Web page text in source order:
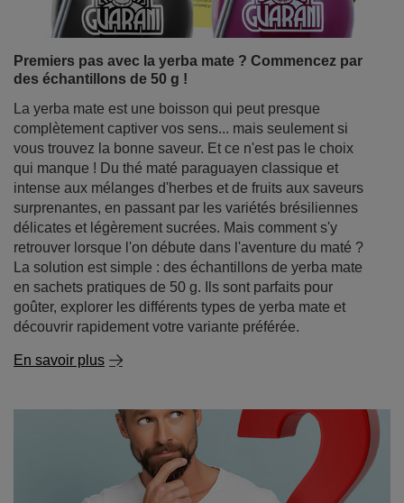
les pétales d'hibiscus séchés regorgent de propriétés
précieuses et d'une saveur unique appréciée dans le
apparemment modeste est puissante !
En savoir plus
Premiers pas avec la yerba mate ? Commencez par
des échantillons de 50 g !
La yerba mate est une boisson qui peut presque
complètement captiver vos sens... mais seulement si
vous trouvez la bonne saveur. Et ce n'est pas le choix